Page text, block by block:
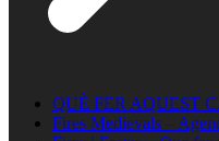
QUÈ FER AQUEST
Fires Medievals –